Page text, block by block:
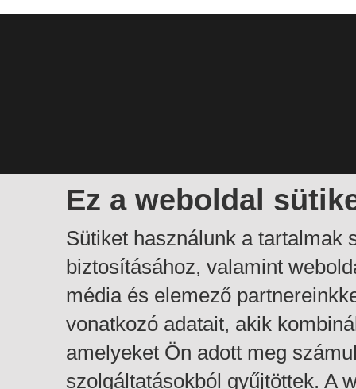
Ez a weboldal
Sütiket használunk a tartalmak
biztosításához, valamint
média és elemező
vonatkozó adatait, akik
amelyeket Ön adott meg
szolgáltatásokból gyűjtöttek. A